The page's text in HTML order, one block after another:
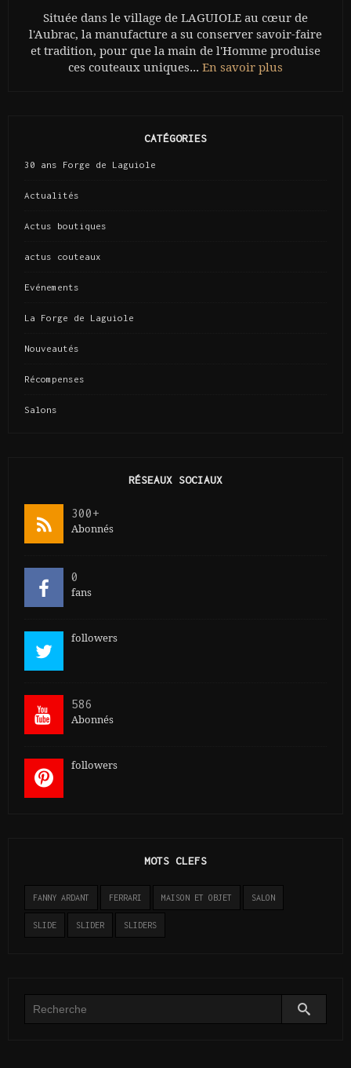
Située dans le village de LAGUIOLE au cœur de
l'Aubrac, la manufacture a su conserver savoir-faire
et tradition, pour que la main de l'Homme produise
ces couteaux uniques... En savoir plus
CATÉGORIES
30 ans Forge de Laguiole
Actualités
Actus boutiques
actus couteaux
Evénements
La Forge de Laguiole
Nouveautés
Récompenses
Salons
RÉSEAUX SOCIAUX
300+
Abonnés
0
fans
followers
586
Abonnés
followers
MOTS CLEFS
FANNY ARDANT FERRARI MAISON ET OBJET SALON
SLIDE SLIDER SLIDERS